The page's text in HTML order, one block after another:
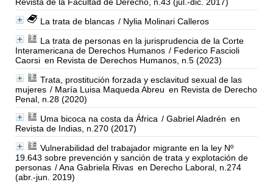
La trata de blancas / Nylia Molinari Calleros
La trata de personas en la jurisprudencia de la Corte
Interamericana de Derechos Humanos / Federico Fascioli
Caorsi en Revista de Derechos Humanos, n.5 (2023)
Trata, prostitución forzada y esclavitud sexual de las
mujeres / María Luisa Maqueda Abreu en Revista de Derecho
Penal, n.28 (2020)
Uma bicoca na costa da África / Gabriel Aladrén en
Revista de Indias, n.270 (2017)
Vulnerabilidad del trabajador migrante en la ley Nº
19.643 sobre prevención y sanción de trata y explotación de
personas / Ana Gabriela Rivas en Derecho Laboral, n.274
(abr.-jun. 2019)